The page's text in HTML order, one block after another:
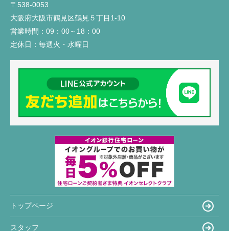
〒538-0053
大阪府大阪市鶴見区鶴見５丁目1-10
営業時間： 09：00～18：00
定休日： 毎週火・水曜日
トップページ
スタッフ